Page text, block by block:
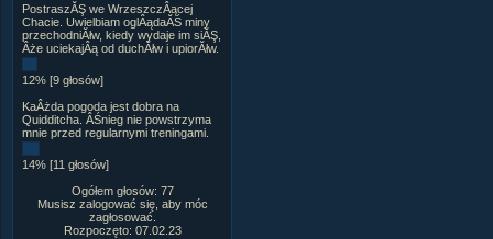
PostraszĂŞ we WrzeszczÂącej
Chacie. Uwielbiam oglÂądaĂŚ miny
przechodniĂłw, kiedy wydaje im siĂŞ,
Âże uciekajÂą od duchĂłw i upiorĂłw.
12% [9 głosów]
KaÂżda pogoda jest dobra na
Quidditcha. ÂŚnieg nie powstrzyma
mnie przed regularnymi treningami.
14% [11 głosów]
Ogółem głosów: 77
Musisz zalogować się, aby móc
zagłosować.
Rozpoczęto: 07.02.23